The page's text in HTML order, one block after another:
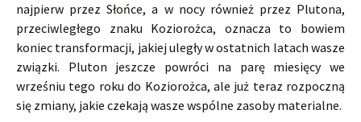
najpierw przez Słońce, a w nocy również przez Plutona,
przeciwległego znaku Koziorożca, oznacza to bowiem
koniec transformacji, jakiej uległy w ostatnich latach wasze
związki. Pluton jeszcze powróci na parę miesięcy we
wrześniu tego roku do Koziorożca, ale już teraz rozpoczną
się zmiany, jakie czekają wasze wspólne zasoby materialne.